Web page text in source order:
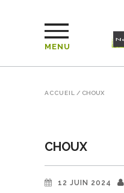
MENU
ACCUEIL / CHOUX
CHOUX
12 JUIN 2024